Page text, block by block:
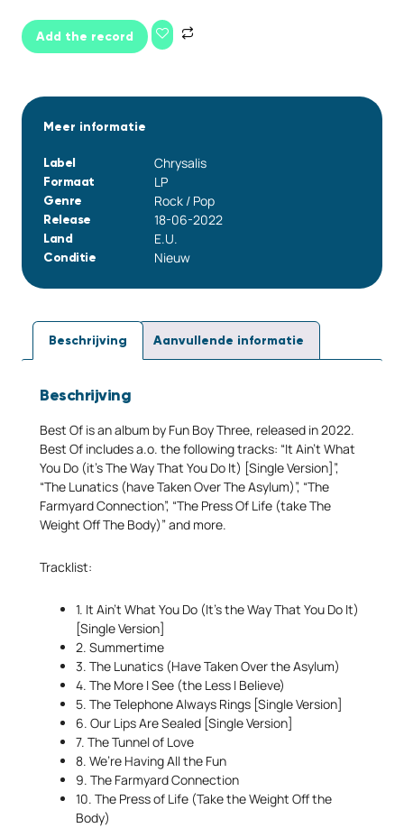
Add the record
Meer informatie
Label Chrysalis
Formaat LP
Genre Rock / Pop
Release 18-06-2022
Land E.U.
Conditie Nieuw
Beschrijving Aanvullende informatie
Beschrijving
Best Of is an album by Fun Boy Three, released in 2022.
Best Of includes a.o. the following tracks: “It Ain’t What
You Do (it’s The Way That You Do It) [Single Version]”,
“The Lunatics (have Taken Over The Asylum)”, “The
Farmyard Connection”, “The Press Of Life (take The
Weight Off The Body)” and more.
Tracklist:
1. It Ain’t What You Do (It’s the Way That You Do It)
[Single Version]
2. Summertime
3. The Lunatics (Have Taken Over the Asylum)
4. The More I See (the Less I Believe)
5. The Telephone Always Rings [Single Version]
6. Our Lips Are Sealed [Single Version]
7. The Tunnel of Love
8. We’re Having All the Fun
9. The Farmyard Connection
10. The Press of Life (Take the Weight Off the
Body)